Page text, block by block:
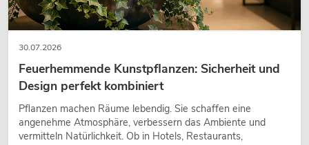
30.07.2026
Feuerhemmende Kunstpflanzen: Sicherheit und
Design perfekt kombiniert
Pflanzen machen Räume lebendig. Sie schaffen eine
angenehme Atmosphäre, verbessern das Ambiente und
vermitteln Natürlichkeit. Ob in Hotels, Restaurants,